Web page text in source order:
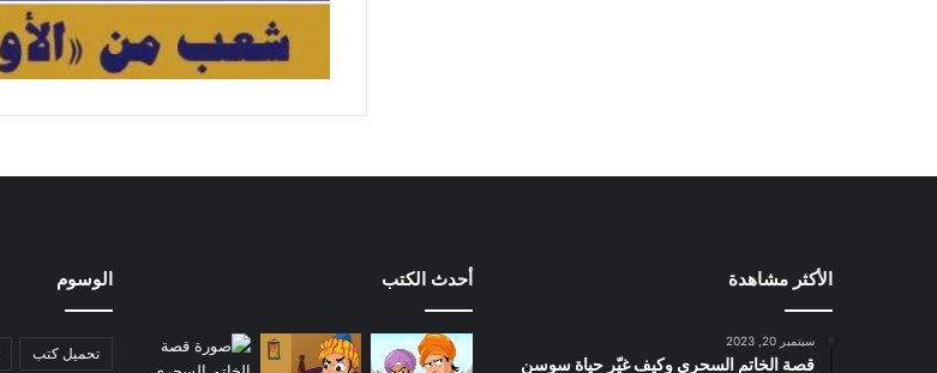
الأكثر مشاهدة
سبتمبر 20, 2023
قصة الخاتم السحري وكيف غيّر حياة سوسن
أحدث الكتب الوسوم
تحميل كتب